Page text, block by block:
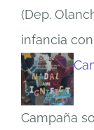
(Dep.
infancia
Campaña